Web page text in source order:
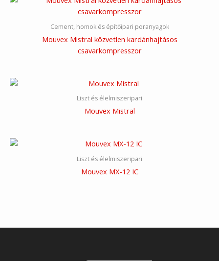
Cement, homok és építőipari poranyagok
Mouvex Mistral közvetlen kardánhajtásos
csavarkompresszor
Liszt és élelmiszeripari
Mouvex Mistral
Liszt és élelmiszeripari
Mouvex MX-12 IC